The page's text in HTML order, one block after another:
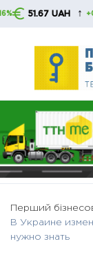
Skip
UAH ↑ +0.09%
Перший
В Украине
нужно знать